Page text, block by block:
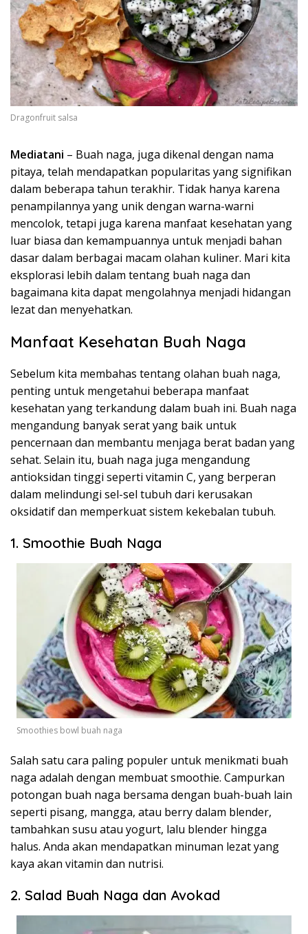
Dragonfruit salsa
Mediatani – Buah naga, juga dikenal dengan nama
pitaya, telah mendapatkan popularitas yang signifikan
dalam beberapa tahun terakhir. Tidak hanya karena
penampilannya yang unik dengan warna-warni
mencolok, tetapi juga karena manfaat kesehatan yang
luar biasa dan kemampuannya untuk menjadi bahan
dasar dalam berbagai macam olahan kuliner. Mari kita
eksplorasi lebih dalam tentang buah naga dan
bagaimana kita dapat mengolahnya menjadi hidangan
lezat dan menyehatkan.
Manfaat Kesehatan Buah Naga
Sebelum kita membahas tentang olahan buah naga,
penting untuk mengetahui beberapa manfaat
kesehatan yang terkandung dalam buah ini. Buah naga
mengandung banyak serat yang baik untuk
pencernaan dan membantu menjaga berat badan yang
sehat. Selain itu, buah naga juga mengandung
antioksidan tinggi seperti vitamin C, yang berperan
dalam melindungi sel-sel tubuh dari kerusakan
oksidatif dan memperkuat sistem kekebalan tubuh.
1. Smoothie Buah Naga
Smoothies bowl buah naga
Salah satu cara paling populer untuk menikmati buah
naga adalah dengan membuat smoothie. Campurkan
potongan buah naga bersama dengan buah-buah lain
seperti pisang, mangga, atau berry dalam blender,
tambahkan susu atau yogurt, lalu blender hingga
halus. Anda akan mendapatkan minuman lezat yang
kaya akan vitamin dan nutrisi.
2. Salad Buah Naga dan Avokad